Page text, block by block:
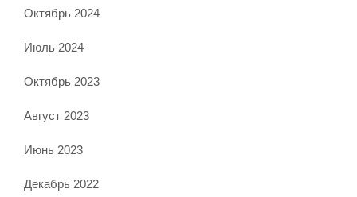
Октябрь 2024
Июль 2024
Октябрь 2023
Август 2023
Июнь 2023
Декабрь 2022